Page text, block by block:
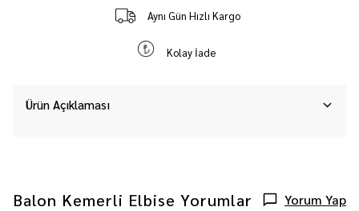
Aynı Gün Hızlı Kargo
Kolay İade
Ürün Açıklaması
Balon Kemerli Elbise Yorumlar Yorum Yap